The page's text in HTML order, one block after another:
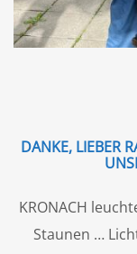
DANKE, LIEBER
KRONACH
Staunen …